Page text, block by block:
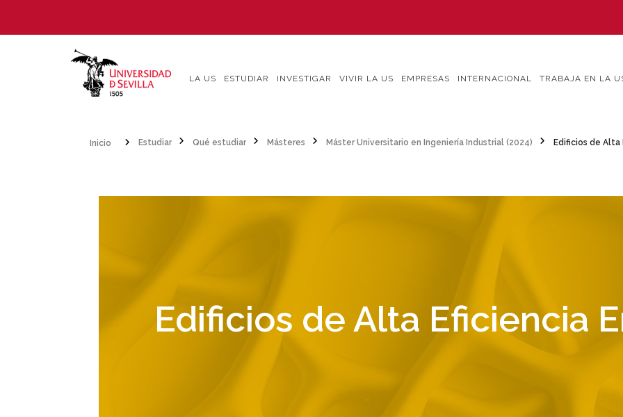
contenido
LA US ESTUDIAR INVESTIGAR VIVIR LA US EMPRESAS INTERNACIONAL TRABAJA EN LA
navegación
Estudiar
Qué estudiar Másteres Máster Universitario en Ingeniería Industrial (2024) Edificios de Alta
Edificios de Alta Eficiencia